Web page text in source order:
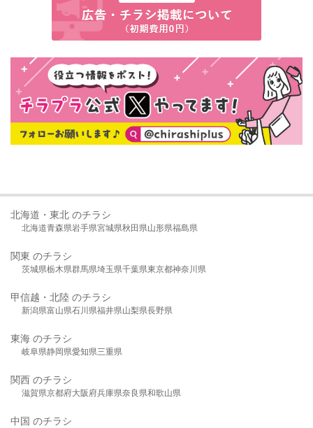
北海道・東北 のチラシ
北海道青森県岩手県宮城県秋田県山形県福島県
関東 のチラシ
茨城県栃木県群馬県埼玉県千葉県東京都神奈川県
甲信越・北陸 のチラシ
新潟県富山県石川県福井県山梨県長野県
東海 のチラシ
岐阜県静岡県愛知県三重県
関西 のチラシ
滋賀県京都府大阪府兵庫県奈良県和歌山県
中国 のチラシ